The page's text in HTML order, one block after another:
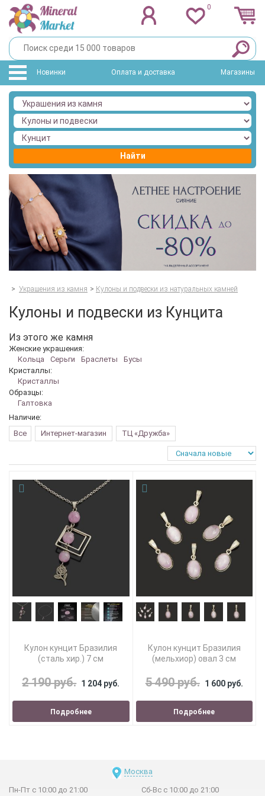
0
Новинки Оплата и доставка Магазины
Найти
> Украшения из камня > Кулоны и подвески из натуральных камней
Кулоны и подвески из Кунцита
Из этого же камня
Женские украшения:
Кольца
Серьги Браслеты
Бусы
Кристаллы:
Кристаллы
Образцы:
Галтовка
Наличие:
Все
Интернет-магазин ТЦ «Дружба»
Кулон кунцит Бразилия
(сталь хир.) 7 см
2 190 руб. 1 204 руб.
Подробнее
Кулон кунцит Бразилия
(мельхиор) овал 3 см
5 490 руб. 1 600 руб.
Подробнее
Москва
Пн-Пт с 10:00 до 21:00 Сб-Вс с 10:00 до 21:00